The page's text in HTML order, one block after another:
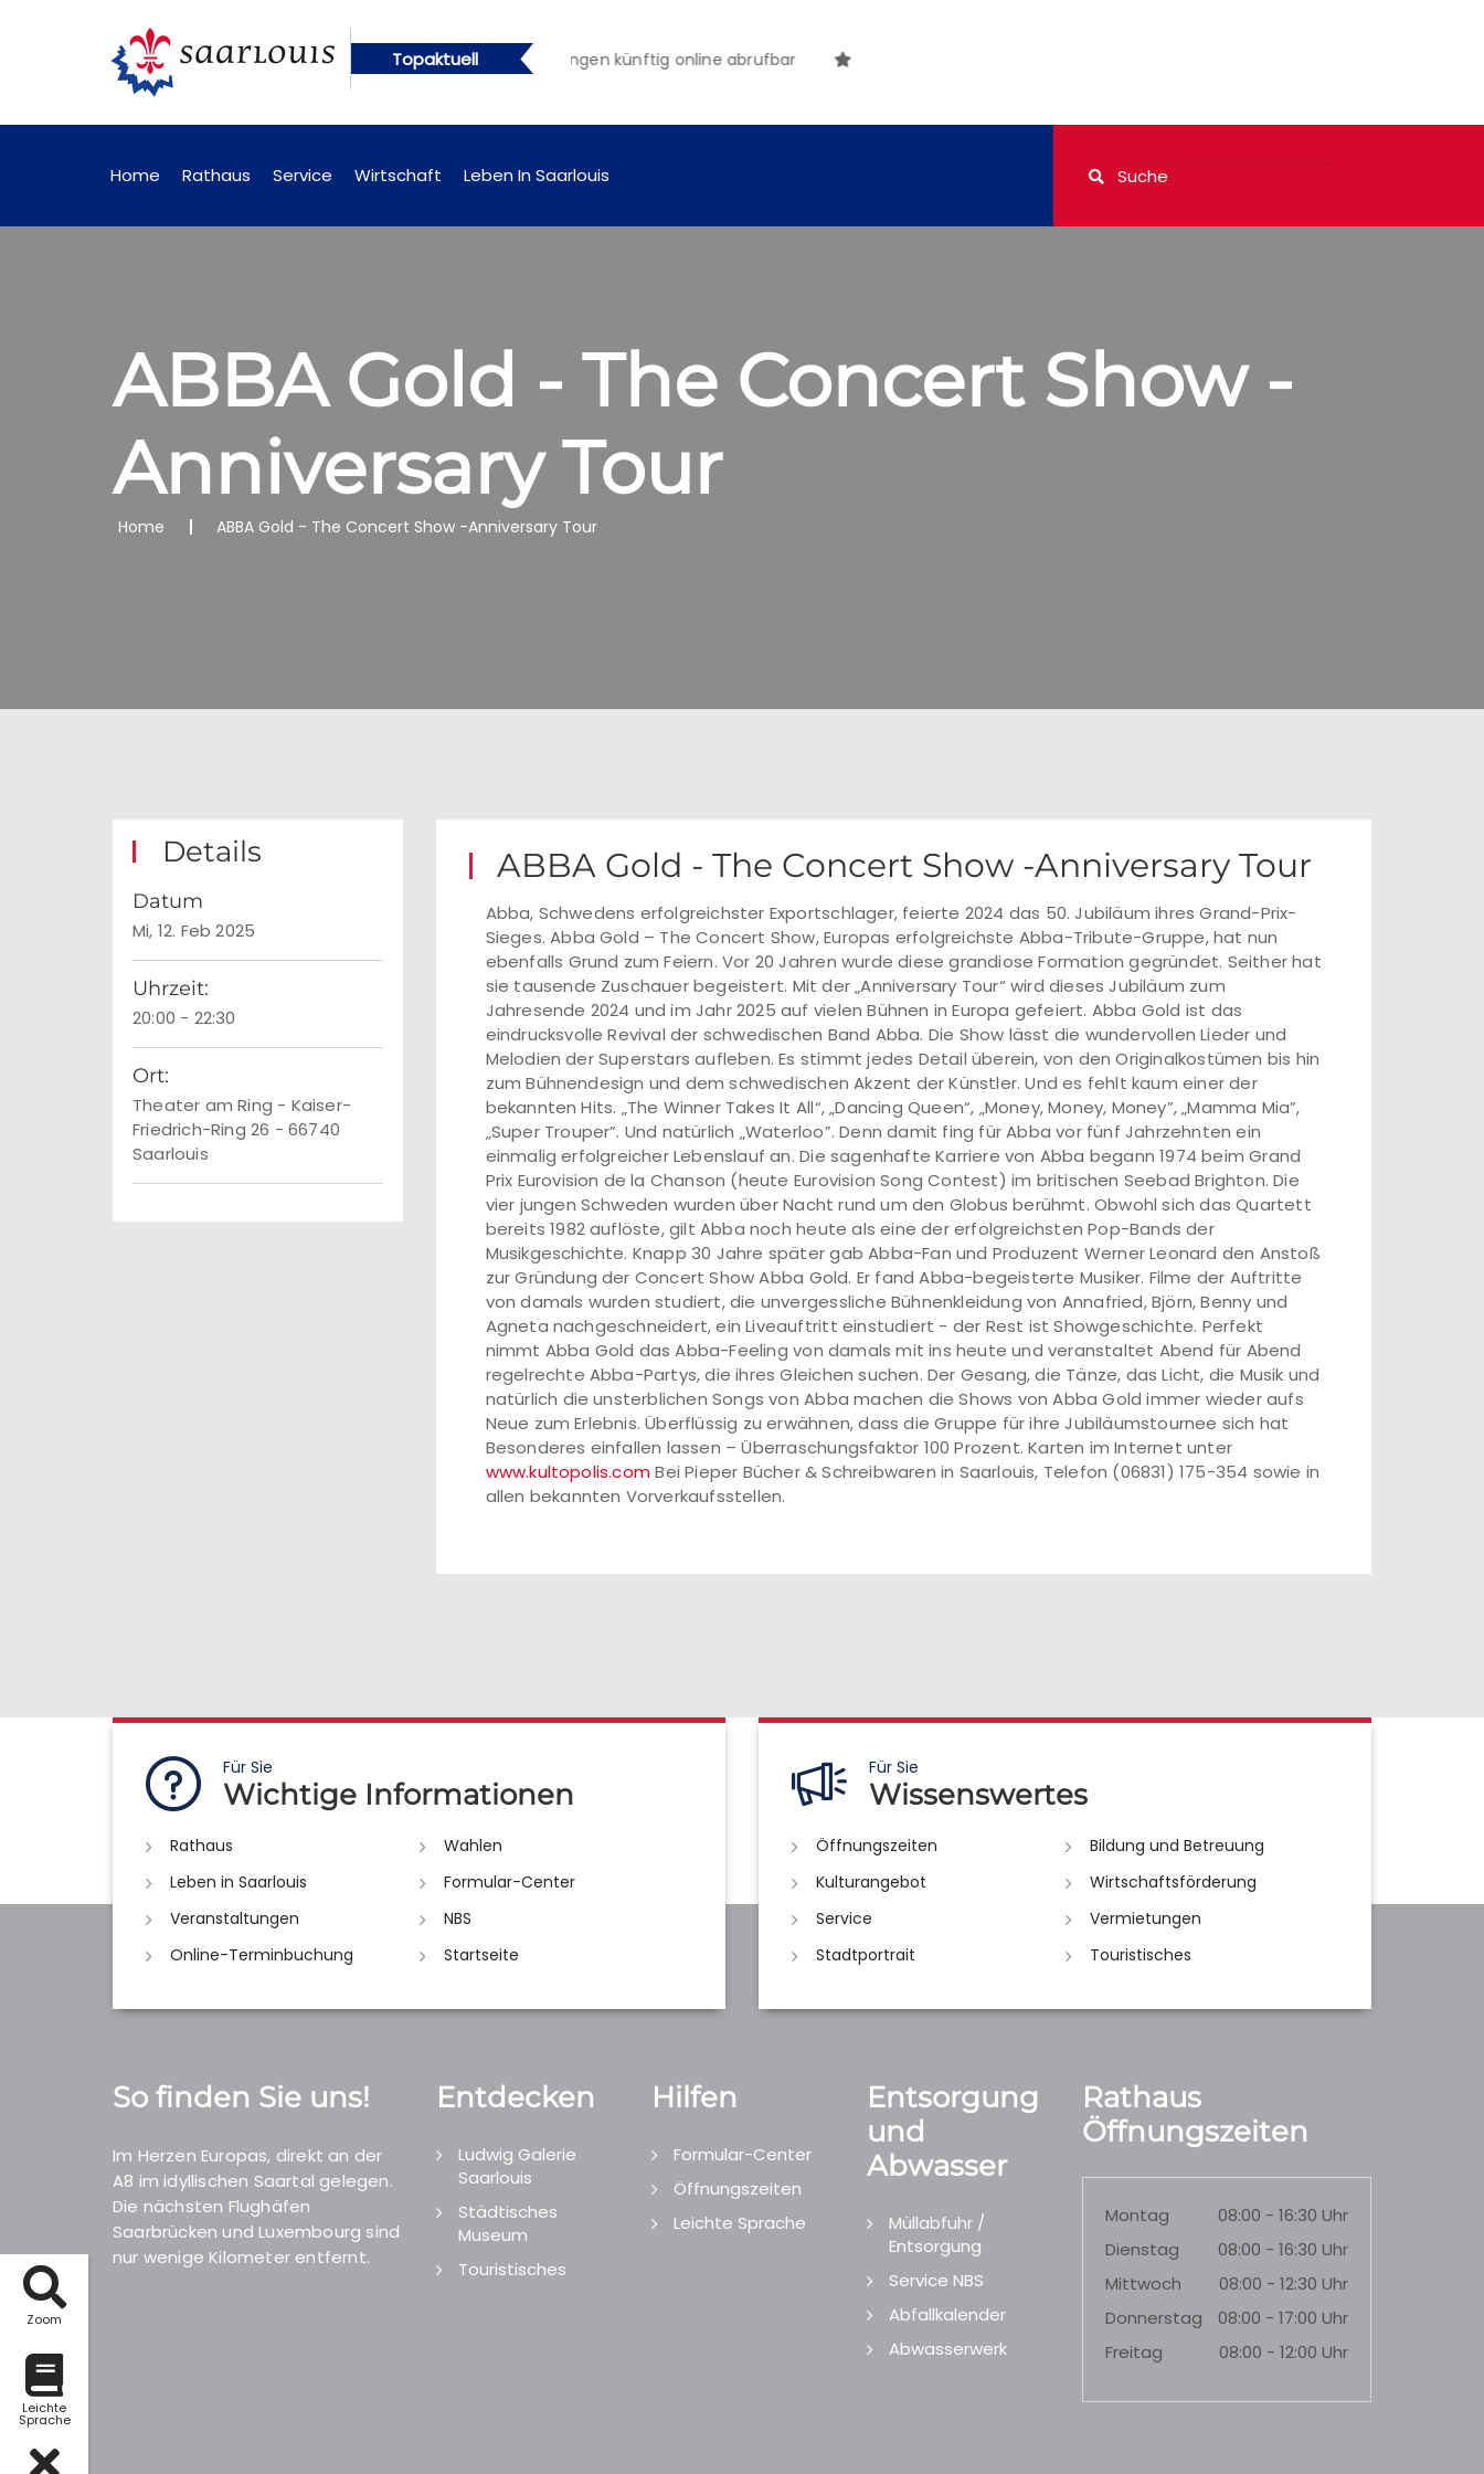
Zoom
Leichte
Sprache
Topaktuell
künftig online abrufbar Öffentliche Bekanntmachungen künftig online abrufbar
Home Rathaus Service Wirtschaft Leben In Saarlouis
ABBA Gold - The Concert Show -
Anniversary Tour
Home ABBA Gold - The Concert Show -Anniversary Tour
Details
Datum
Mi, 12. Feb 2025
Uhrzeit:
20:00 - 22:30
Ort:
Theater am Ring - Kaiser-
Friedrich-Ring 26 - 66740
Saarlouis
ABBA Gold - The Concert Show -Anniversary Tour
Abba, Schwedens erfolgreichster Exportschlager, feierte 2024 das 50. Jubiläum ihres Grand-Prix-
Sieges. Abba Gold – The Concert Show, Europas erfolgreichste Abba-Tribute-Gruppe, hat nun
ebenfalls Grund zum Feiern. Vor 20 Jahren wurde diese grandiose Formation gegründet. Seither hat
sie tausende Zuschauer begeistert. Mit der „Anniversary Tour“ wird dieses Jubiläum zum
Jahresende 2024 und im Jahr 2025 auf vielen Bühnen in Europa gefeiert. Abba Gold ist das
eindrucksvolle Revival der schwedischen Band Abba. Die Show lässt die wundervollen Lieder und
Melodien der Superstars aufleben. Es stimmt jedes Detail überein, von den Originalkostümen bis hin
zum Bühnendesign und dem schwedischen Akzent der Künstler. Und es fehlt kaum einer der
bekannten Hits. „The Winner Takes It All“, „Dancing Queen“, „Money, Money, Money”, „Mamma Mia”,
„Super Trouper”. Und natürlich „Waterloo”. Denn damit fing für Abba vor fünf Jahrzehnten ein
einmalig erfolgreicher Lebenslauf an. Die sagenhafte Karriere von Abba begann 1974 beim Grand
Prix Eurovision de la Chanson (heute Eurovision Song Contest) im britischen Seebad Brighton. Die
vier jungen Schweden wurden über Nacht rund um den Globus berühmt. Obwohl sich das Quartett
bereits 1982 auflöste, gilt Abba noch heute als eine der erfolgreichsten Pop-Bands der
Musikgeschichte. Knapp 30 Jahre später gab Abba-Fan und Produzent Werner Leonard den Anstoß
zur Gründung der Concert Show Abba Gold. Er fand Abba-begeisterte Musiker. Filme der Auftritte
von damals wurden studiert, die unvergessliche Bühnenkleidung von Annafried, Björn, Benny und
Agneta nachgeschneidert, ein Liveauftritt einstudiert - der Rest ist Showgeschichte. Perfekt
nimmt Abba Gold das Abba-Feeling von damals mit ins heute und veranstaltet Abend für Abend
regelrechte Abba-Partys, die ihres Gleichen suchen. Der Gesang, die Tänze, das Licht, die Musik und
natürlich die unsterblichen Songs von Abba machen die Shows von Abba Gold immer wieder aufs
Neue zum Erlebnis. Überflüssig zu erwähnen, dass die Gruppe für ihre Jubiläumstournee sich hat
Besonderes einfallen lassen – Überraschungsfaktor 100 Prozent. Karten im Internet unter
www.kultopolis.comBei Pieper Bücher & Schreibwaren in Saarlouis, Telefon (06831) 175-354 sowie in
allen bekannten Vorverkaufsstellen.
Für Sie
Wichtige Informationen
Rathaus
Wahlen
Leben in Saarlouis
Formular-Center
Veranstaltungen
NBS
Online-Terminbuchung
Startseite
Für Sie
Wissenswertes
Öffnungszeiten
Bildung und Betreuung
Kulturangebot
Wirtschaftsförderung
Service
Vermietungen
Stadtportrait
Touristisches
So finden Sie uns!
Im Herzen Europas, direkt an der
A8 im idyllischen Saartal gelegen.
Die nächsten Flughäfen
Saarbrücken und Luxembourg sind
nur wenige Kilometer entfernt.
Entdecken
Ludwig Galerie
Saarlouis
Städtisches
Museum
Touristisches
Hilfen
Formular-Center
Öffnungszeiten
Leichte Sprache
Entsorgung
und
Abwasser
Müllabfuhr /
Entsorgung
Service NBS
Abfallkalender
Abwasserwerk
Rathaus
Öffnungszeiten
Montag
08:00 - 16:30 Uhr
Dienstag
08:00 - 16:30 Uhr
Mittwoch
08:00 - 12:30 Uhr
Donnerstag
08:00 - 17:00 Uhr
Freitag
08:00 - 12:00 Uhr